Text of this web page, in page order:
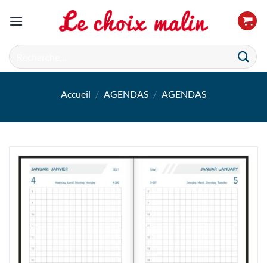
Recherche
pour :
Accueil / AGENDAS / AGENDAS